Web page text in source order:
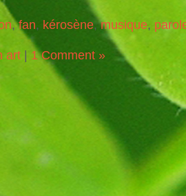
,fan, kérosène,musique,
art 1 Comment »